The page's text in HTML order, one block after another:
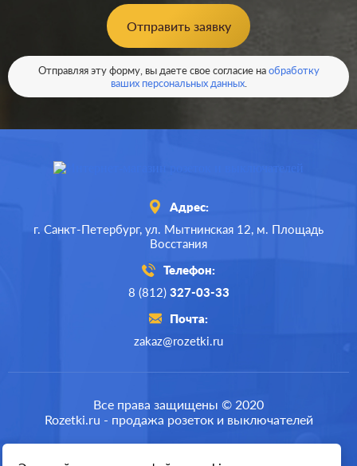
пластмасса
Кол-во клавиш:
Подсветка: без подсветки
351Р
В корзину
Производ.: Systeme Electric
Glossa
Отправить заявку
Отправляя эту форму, вы даете свое согласие наобработку
ваших персональных данных.
Адрес:
г. Санкт-Петербург, ул. Мытнинская 12, м. Площадь
Восстания
Телефон:
8 (812) 327-03-33
Почта:
zakaz@rozetki.ru
Все права защищены © 2020
Rozetki.ru - продажа розеток и выключателей